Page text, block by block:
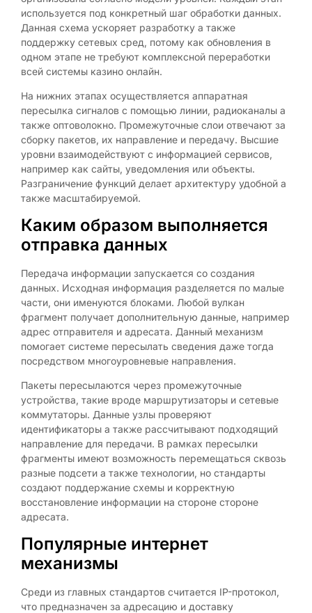
используется под конкретный шаг обработки данных.
Данная схема ускоряет разработку а также
поддержку сетевых сред, потому как обновления в
одном этапе не требуют комплексной переработки
всей системы казино онлайн.
На нижних этапах осуществляется аппаратная
пересылка сигналов с помощью линии, радиоканалы а
также оптоволокно. Промежуточные слои отвечают за
сборку пакетов, их направление и передачу. Высшие
уровни взаимодействуют с информацией сервисов,
например как сайты, уведомления или объекты.
Разграничение функций делает архитектуру удобной а
также масштабируемой.
Каким образом выполняется
отправка данных
Передача информации запускается со создания
данных. Исходная информация разделяется по малые
части, они именуются блоками. Любой вулкан
фрагмент получает дополнительную данные, например
адрес отправителя и адресата. Данный механизм
помогает системе пересылать сведения даже тогда
посредством многоуровневые направления.
Пакеты пересылаются через промежуточные
устройства, такие вроде маршрутизаторы и сетевые
коммутаторы. Данные узлы проверяют
идентификаторы а также рассчитывают подходящий
направление для передачи. В рамках пересылки
фрагменты имеют возможность перемещаться сквозь
разные подсети а также технологии, но стандарты
создают поддержание схемы и корректную
восстановление информации на стороне стороне
адресата.
Популярные интернет
механизмы
Среди из главных стандартов считается IP-протокол,
что предназначен за адресацию и доставку